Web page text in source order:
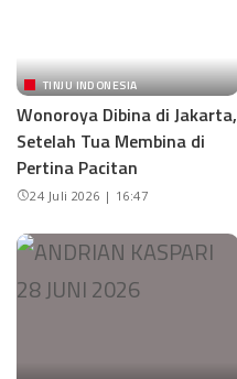
TINJU INDONESIA
Wonoroya Dibina di Jakarta,
Setelah Tua Membina di
Pertina Pacitan
24 Juli 2026 | 16:47